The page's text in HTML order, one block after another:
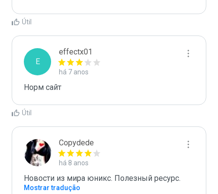
Útil
E
effectx01
há 7 anos
Норм сайт
Útil
Copydede
há 8 anos
Новости из мира юникс. Полезный ресурс.
Mostrar tradução